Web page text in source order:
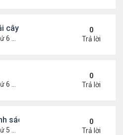
cây sấy đến đường huyết
2022 12:13 pm
0
Trả lời
2022 12:06 pm
0
Trả lời
sách khuyến khích sinh đẻ ở
2022 5:21 pm
0
Trả lời